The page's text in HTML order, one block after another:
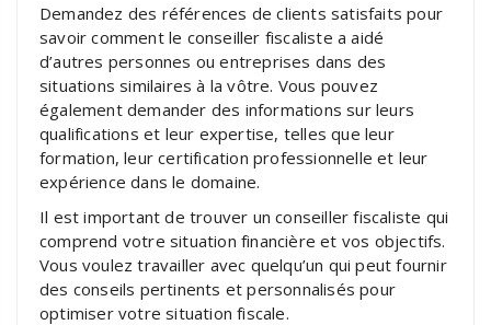
Demandez des références de clients satisfaits pour
savoir comment le conseiller fiscaliste a aidé
d’autres personnes ou entreprises dans des
situations similaires à la vôtre. Vous pouvez
également demander des informations sur leurs
qualifications et leur expertise, telles que leur
formation, leur certification professionnelle et leur
expérience dans le domaine.
Il est important de trouver un conseiller fiscaliste qui
comprend votre situation financière et vos objectifs.
Vous voulez travailler avec quelqu’un qui peut fournir
des conseils pertinents et personnalisés pour
optimiser votre situation fiscale.